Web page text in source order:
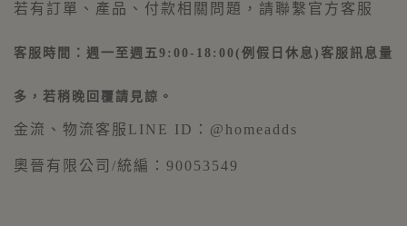
若有訂單、產品、付款相關問題，請聯繫官方客服
客服時間：週一至週五9:00-18:00(例假日休息)客服訊息量
多，若稍晚回覆請見諒。
金流、物流 客服LINE ID：@homeadds
奧晉有限公司/統編：90053549